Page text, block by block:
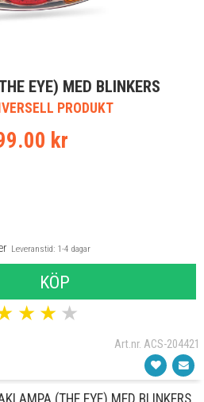
visa delar för vald moped
produkter.
EYE) MED BLINKERS
PRODUKT
kr
Leveranstid: 1-4 dagar
KÖP
★ ★ ★
Art.nr. ACS-204421
(THE EYE) MED BLINKERS